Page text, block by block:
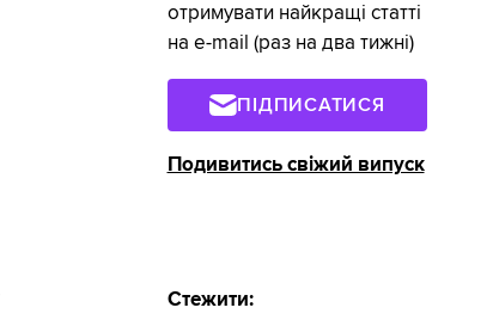
отримувати найкращі статті
на e-mail (раз на два тижні)
ПІДПИСАТИСЯ
Подивитись свіжий випуск
Стежити: